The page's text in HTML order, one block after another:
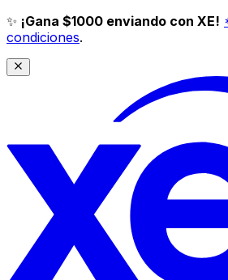
✨ ¡Gana $1000 enviando con XE!
condiciones.